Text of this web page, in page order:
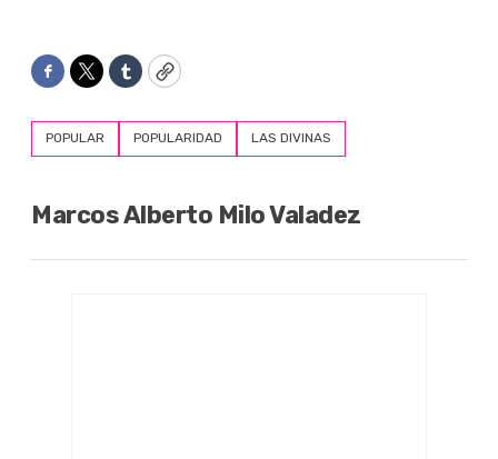
Facebook
TwitterTumblrCopy
POPULAR POPULARIDAD LAS DIVINAS
Marcos Alberto Milo Valadez